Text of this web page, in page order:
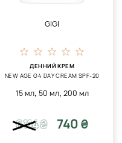
GIGI
ДЕННИЙ КРЕМ
NEW AGE G4 DAY CREAM SPF-20
15 мл, 50 мл, 200 мл
6114₴ 740 ₴